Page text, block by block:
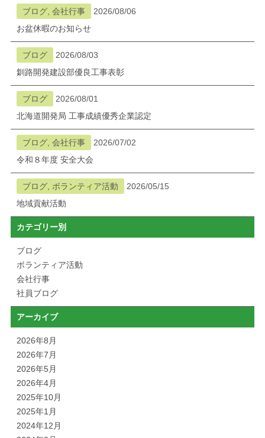
ブログ, 会社行事
2026/08/06
お盆休暇のお知らせ
ブログ
2026/08/03
釧路開発建設部優良工事表彰
ブログ
2026/08/01
北海道開発局 工事成績優秀企業認定
ブログ, 会社行事
2026/07/02
令和８年度 安全大会
ブログ, ボランティア活動
2026/05/15
地域貢献活動
カテゴリー別
ブログ
ボランティア活動
会社行事
社員ブログ
アーカイブ
2026年8月
2026年7月
2026年5月
2026年4月
2025年10月
2025年1月
2024年12月